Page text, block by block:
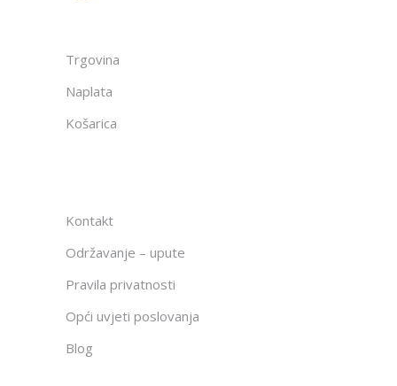
Trgovina
Naplata
Košarica
Kontakt
Održavanje – upute
Pravila privatnosti
Opći uvjeti poslovanja
Blog